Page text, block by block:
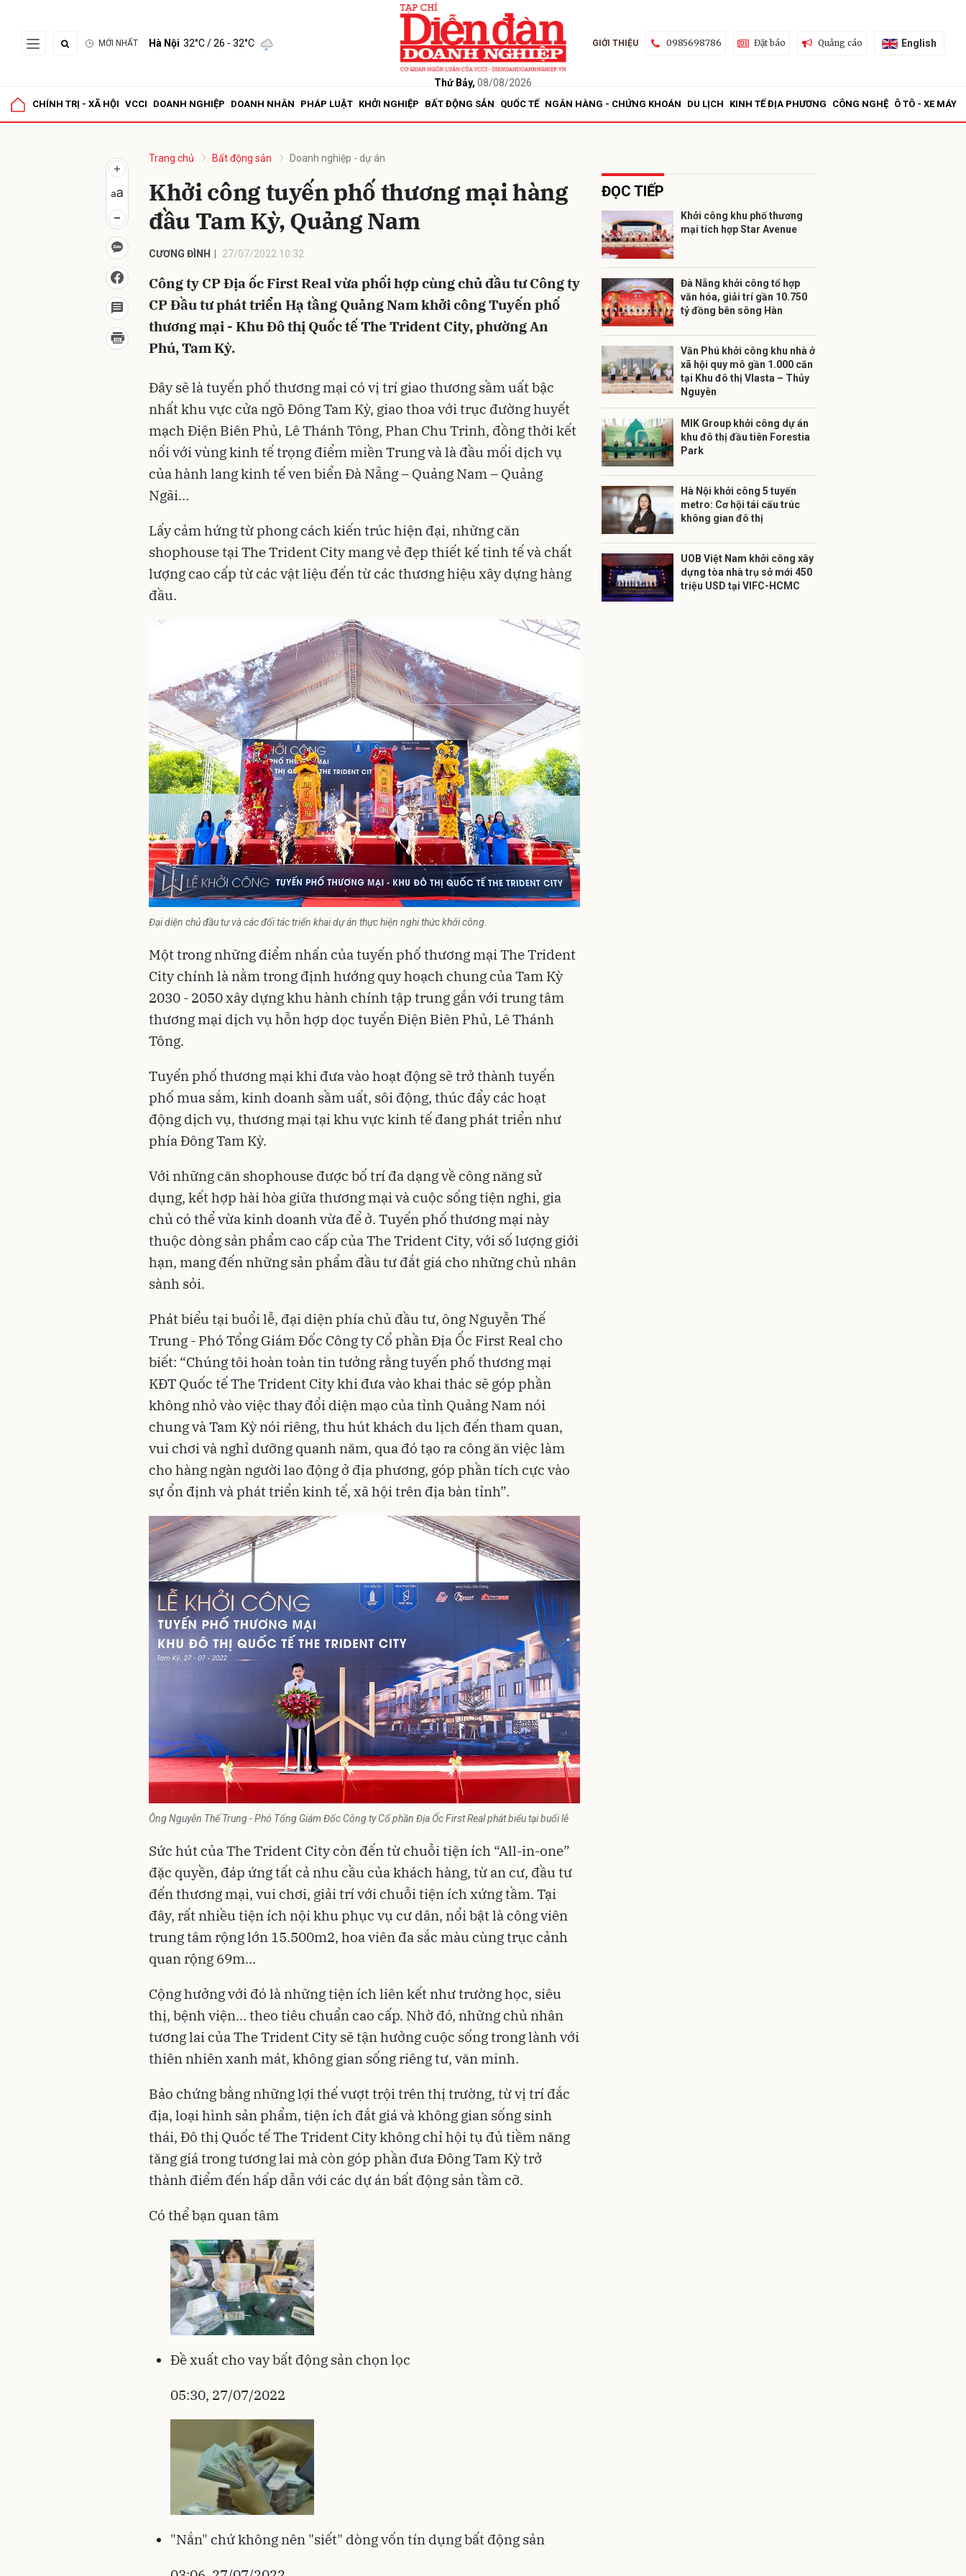
MỚI NHẤT Hà Nội 32°C/ 26 - 32°C
Thứ Bảy, 08/08/2026
GIỚI THIỆU 0985698786 Đặt báo Quảng cáo English
CHÍNH TRỊ - XÃ HỘI VCCI DOANH NGHIỆP DOANH NHÂN PHÁP LUẬT KHỞI NGHIỆP BẤT ĐỘNG SẢN QUỐC TẾ NGÂN HÀNG - CHỨNG KHOÁN DU LỊCH KINH TẾ ĐỊA PHƯƠNG CÔNG NGHỆ Ô TÔ - XE MÁY
Trang chủ Bất động sản Doanh nghiệp - dự án
Khởi công tuyến phố thương mại hàng
đầu Tam Kỳ, Quảng Nam
CƯƠNG ĐÌNH 27/07/2022 10:32
Công ty CP Địa ốc First Real vừa phối hợp cùng chủ đầu tư Công ty
CP Đầu tư phát triển Hạ tầng Quảng Nam khởi công Tuyến phố
thương mại - Khu Đô thị Quốc tế The Trident City, phường An
Phú, Tam Kỳ.
Đây sẽ là tuyến phố thương mại có vị trí giao thương sầm uất bậc
nhất khu vực cửa ngõ Đông Tam Kỳ, giao thoa với trục đường huyết
mạch Điện Biên Phủ, Lê Thánh Tông, Phan Chu Trinh, đồng thời kết
nối với vùng kinh tế trọng điểm miền Trung và là đầu mối dịch vụ
của hành lang kinh tế ven biển Đà Nẵng – Quảng Nam – Quảng
Ngãi…
Lấy cảm hứng từ phong cách kiến trúc hiện đại, những căn
shophouse tại The Trident City mang vẻ đẹp thiết kế tinh tế và chất
lượng cao cấp từ các vật liệu đến từ các thương hiệu xây dựng hàng
đầu.
Đại diện chủ đầu tư và các đối tác triển khai dự án thực hiện nghi thức khởi công.
Một trong những điểm nhấn của tuyến phố thương mại The Trident
City chính là nằm trong định hướng quy hoạch chung của Tam Kỳ
2030 - 2050 xây dựng khu hành chính tập trung gắn với trung tâm
thương mại dịch vụ hỗn hợp dọc tuyến Điện Biên Phủ, Lê Thánh
Tông.
Tuyến phố thương mại khi đưa vào hoạt động sẽ trở thành tuyến
phố mua sắm, kinh doanh sầm uất, sôi động, thúc đẩy các hoạt
động dịch vụ, thương mại tại khu vực kinh tế đang phát triển như
phía Đông Tam Kỳ.
Với những căn shophouse được bố trí đa dạng về công năng sử
dụng, kết hợp hài hòa giữa thương mại và cuộc sống tiện nghi, gia
chủ có thể vừa kinh doanh vừa để ở. Tuyến phố thương mại này
thuộc dòng sản phẩm cao cấp của The Trident City, với số lượng giới
hạn, mang đến những sản phẩm đầu tư đắt giá cho những chủ nhân
sành sỏi.
Phát biểu tại buổi lễ, đại diện phía chủ đầu tư, ông Nguyễn Thế
Trung - Phó Tổng Giám Đốc Công ty Cổ phần Địa Ốc First Real cho
biết: “Chúng tôi hoàn toàn tin tưởng rằng tuyến phố thương mại
KĐT Quốc tế The Trident City khi đưa vào khai thác sẽ góp phần
không nhỏ vào việc thay đổi diện mạo của tỉnh Quảng Nam nói
chung và Tam Kỳ nói riêng, thu hút khách du lịch đến tham quan,
vui chơi và nghỉ dưỡng quanh năm, qua đó tạo ra công ăn việc làm
cho hàng ngàn người lao động ở địa phương, góp phần tích cực vào
sự ổn định và phát triển kinh tế, xã hội trên địa bàn tỉnh”.
Ông Nguyễn Thế Trung - Phó Tổng Giám Đốc Công ty Cổ phần Địa Ốc First Real phát biểu tại buổi lễ
Sức hút của The Trident City còn đến từ chuỗi tiện ích “All-in-one”
đặc quyền, đáp ứng tất cả nhu cầu của khách hàng, từ an cư, đầu tư
đến thương mại, vui chơi, giải trí với chuỗi tiện ích xứng tầm. Tại
đây, rất nhiều tiện ích nội khu phục vụ cư dân, nổi bật là công viên
trung tâm rộng lớn 15.500m2, hoa viên đa sắc màu cùng trục cảnh
quan rộng 69m…
Cộng hưởng với đó là những tiện ích liên kết như trường học, siêu
thị, bệnh viện… theo tiêu chuẩn cao cấp. Nhờ đó, những chủ nhân
tương lai của The Trident City sẽ tận hưởng cuộc sống trong lành với
thiên nhiên xanh mát, không gian sống riêng tư, văn minh.
Bảo chứng bằng những lợi thế vượt trội trên thị trường, từ vị trí đắc
địa, loại hình sản phẩm, tiện ích đắt giá và không gian sống sinh
thái, Đô thị Quốc tế The Trident City không chỉ hội tụ đủ tiềm năng
tăng giá trong tương lai mà còn góp phần đưa Đông Tam Kỳ trở
thành điểm đến hấp dẫn với các dự án bất động sản tầm cỡ.
Có thể bạn quan tâm
Đề xuất cho vay bất động sản chọn lọc
05:30, 27/07/2022
"Nắn" chứ không nên "siết" dòng vốn tín dụng bất động sản
ĐỌC TIẾP
Khởi công khu phố thương
mại tích hợp Star Avenue
Đà Nẵng khởi công tổ hợp
văn hóa, giải trí gần 10.750
tỷ đồng bên sông Hàn
Văn Phú khởi công khu nhà ở
xã hội quy mô gần 1.000 căn
tại Khu đô thị Vlasta – Thủy
Nguyên
MIK Group khởi công dự án
khu đô thị đầu tiên Forestia
Park
Hà Nội khởi công 5 tuyến
metro: Cơ hội tái cấu trúc
không gian đô thị
UOB Việt Nam khởi công xây
dựng tòa nhà trụ sở mới 450
triệu USD tại VIFC-HCMC
Gửi